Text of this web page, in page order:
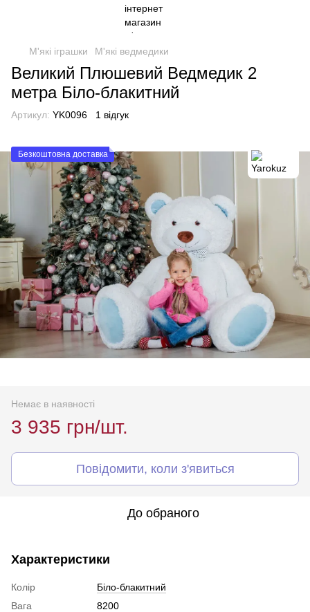
М'які іграшки М'які ведмедики
Великий Плюшевий Ведмедик 2
метра Біло-блакитний
Артикул: YK0096 1 відгук
Безкоштовна доставка
Немає в наявності
3 935 грн/шт.
Повідомити, коли з'явиться
До обраного
Характеристики
Колір
Біло-блакитний
Вага
8200